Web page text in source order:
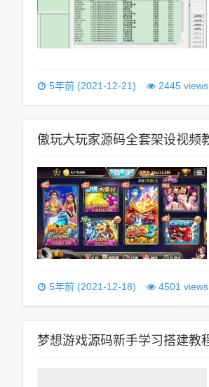
5年前 (2021-12-21) 2445 views
傲玩大玩家源码全套架设视频
5年前 (2021-12-18) 4501 views
梦想游戏源码新手学习搭建教